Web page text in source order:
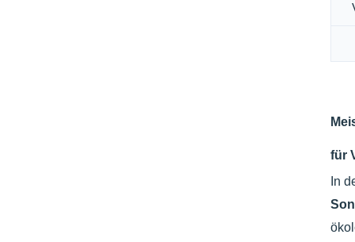
für
In